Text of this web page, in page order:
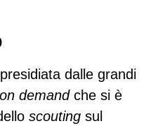
dalle grandi
demandche si è
scouting sul